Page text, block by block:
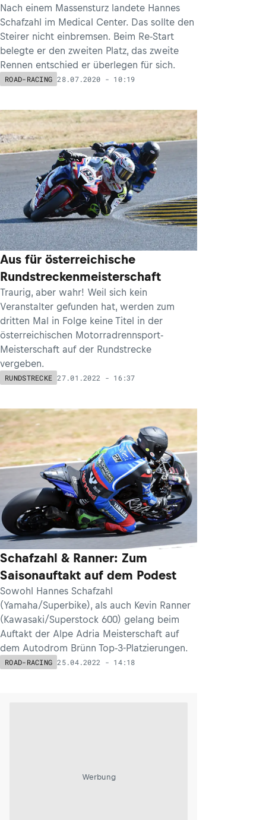
Nach einem Massensturz landete Hannes
Schafzahl im Medical Center. Das sollte den
Steirer nicht einbremsen. Beim Re-Start
belegte er den zweiten Platz, das zweite
Rennen entschied er überlegen für sich.
ROAD-RACING 28.07.2020 - 10:19
Aus für österreichische
Rundstreckenmeisterschaft
Traurig, aber wahr! Weil sich kein
Veranstalter gefunden hat, werden zum
dritten Mal in Folge keine Titel in der
österreichischen Motorradrennsport-
Meisterschaft auf der Rundstrecke
vergeben.
RUNDSTRECKE 27.01.2022 - 16:37
Schafzahl & Ranner: Zum
Saisonauftakt auf dem Podest
Sowohl Hannes Schafzahl
(Yamaha/Superbike), als auch Kevin Ranner
(Kawasaki/Superstock 600) gelang beim
Auftakt der Alpe Adria Meisterschaft auf
dem Autodrom Brünn Top-3-Platzierungen.
ROAD-RACING 25.04.2022 - 14:18
Werbung